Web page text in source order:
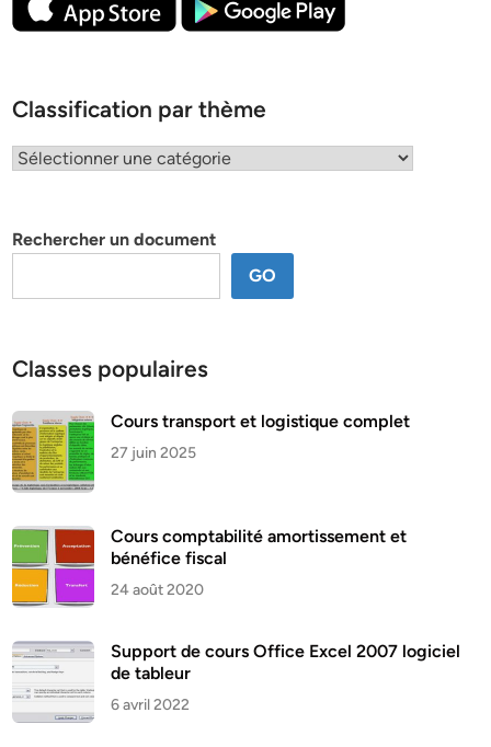
Classification par thème
Classification
Rechercher un document
GO
Classes populaires
Cours transport et logistique complet
27 juin 2025
Cours comptabilité amortissement et
bénéfice fiscal
24 août 2020
Support de cours Office Excel 2007 logiciel
de tableur
6 avril 2022